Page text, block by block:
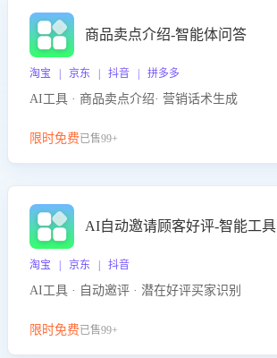
商品卖点介绍-智能体问答
淘宝 | 京东 | 抖音 | 拼多多
AI工具 · 商品卖点介绍· 营销话术生成
限时免费已售99+
AI自动邀请顾客好评-智能工具
淘宝 | 京东 | 抖音
AI工具 · 自动邀评 · 潜在好评买家识别
限时免费已售99+